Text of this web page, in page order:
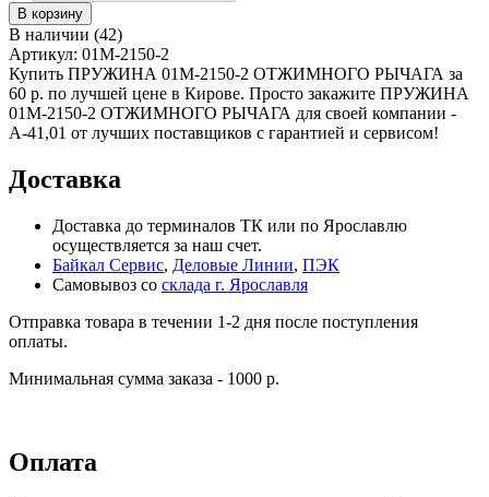
В наличии (42)
Артикул: 01М-2150-2
Купить ПРУЖИНА 01М-2150-2 ОТЖИМНОГО РЫЧАГА за
60 р. по лучшей цене в Кирове. Просто закажите ПРУЖИНА
01М-2150-2 ОТЖИМНОГО РЫЧАГА для своей компании -
А-41,01 от лучших поставщиков с гарантией и сервисом!
Доставка
Доставка до терминалов ТК или по Ярославлю
осуществляется за наш счет.
Байкал Сервис, Деловые Линии, ПЭК
Самовывоз со склада г. Ярославля
Отправка товара в течении 1-2 дня после поступления
оплаты.
Минимальная сумма заказа - 1000 р.
Оплата